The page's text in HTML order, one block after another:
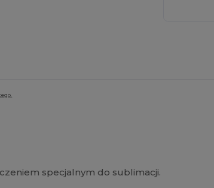
specjalnym do sublimacji.